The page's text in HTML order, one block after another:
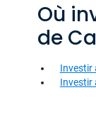
Où
de
Investir
Investir